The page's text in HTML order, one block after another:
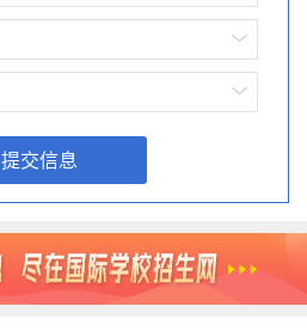
提交信息